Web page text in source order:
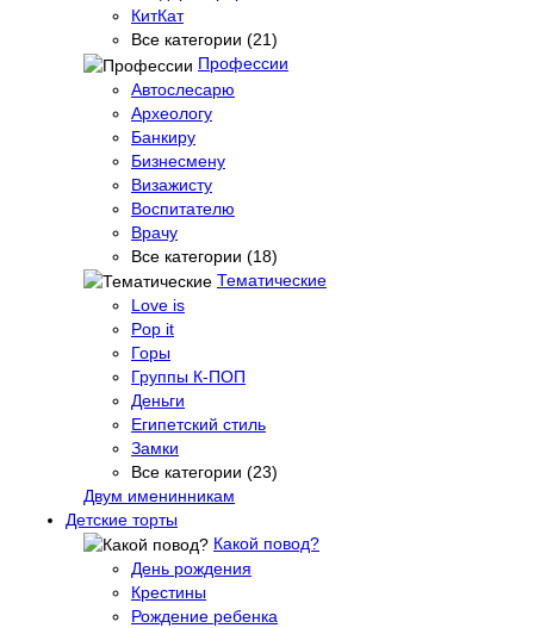
КитКат
Все категории (21)
Профессии
Автослесарю
Археологу
Банкиру
Бизнесмену
Визажисту
Воспитателю
Врачу
Все категории (18)
Тематические
Love is
Pop it
Горы
Группы К-ПОП
Деньги
Египетский стиль
Замки
Все категории (23)
Двум именинникам
Детские торты
Какой повод?
День рождения
Крестины
Рождение ребенка